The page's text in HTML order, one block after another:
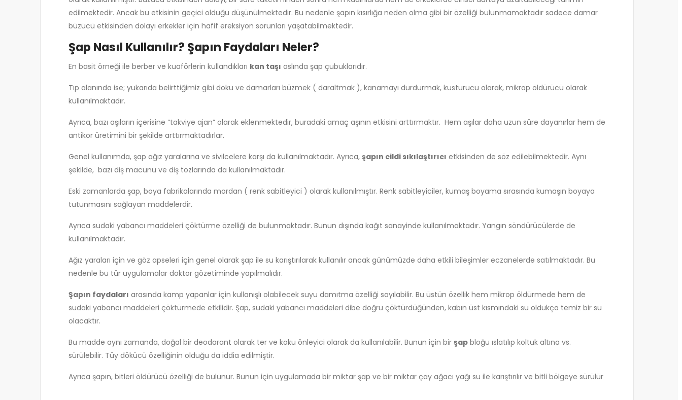
edilmektedir. Ancak bu etkisinin geçici olduğu düşünülmektedir. Bu nedenle şapın kısırlığa neden olma gibi bir özelliği bulunmamaktadır sadece damar
büzücü etkisinden dolayı erkekler için hafif ereksiyon sorunları yaşatabilmektedir.
Şap Nasıl Kullanılır? Şapın Faydaları Neler?
En basit örneği ile berber ve kuaförlerin kullandıkları kan taşı aslında şap çubuklarıdır.
Tıp alanında ise; yukarıda belirttiğimiz gibi doku ve damarları büzmek ( daraltmak ), kanamayı durdurmak, kusturucu olarak, mikrop öldürücü olarak
kullanılmaktadır.
Ayrıca, bazı aşıların içerisine “takviye ajan” olarak eklenmektedir, buradaki amaç aşının etkisini arttırmaktır. Hem aşılar daha uzun süre dayanırlar hem de
antikor üretimini bir şekilde arttırmaktadırlar.
Genel kullanımda, şap ağız yaralarına ve sivilcelere karşı da kullanılmaktadır. Ayrıca, şapın cildi sıkılaştırıcı etkisinden de söz edilebilmektedir. Aynı
şekilde, bazı diş macunu ve diş tozlarında da kullanılmaktadır.
Eski zamanlarda şap, boya fabrikalarında mordan ( renk sabitleyici ) olarak kullanılmıştır. Renk sabitleyiciler, kumaş boyama sırasında kumaşın boyaya
tutunmasını sağlayan maddelerdir.
Ayrıca sudaki yabancı maddeleri çöktürme özelliği de bulunmaktadır. Bunun dışında kağıt sanayinde kullanılmaktadır. Yangın söndürücülerde de
kullanılmaktadır.
Ağız yaraları için ve göz apseleri için genel olarak şap ile su karıştırılarak kullanılır ancak günümüzde daha etkili bileşimler eczanelerde satılmaktadır. Bu
nedenle bu tür uygulamalar doktor gözetiminde yapılmalıdır.
Şapın faydaları arasında kamp yapanlar için kullanışlı olabilecek suyu damıtma özelliği sayılabilir. Bu üstün özellik hem mikrop öldürmede hem de
sudaki yabancı maddeleri çöktürmede etkilidir. Şap, sudaki yabancı maddeleri dibe doğru çöktürdüğünden, kabın üst kısmındaki su oldukça temiz bir su
olacaktır.
Bu madde aynı zamanda, doğal bir deodarant olarak ter ve koku önleyici olarak da kullanılabilir. Bunun için bir şap bloğu ıslatılıp koltuk altına vs.
sürülebilir. Tüy dökücü özelliğinin olduğu da iddia edilmiştir.
Ayrıca şapın, bitleri öldürücü özelliği de bulunur. Bunun için uygulamada bir miktar şap ve bir miktar çay ağacı yağı su ile karıştırılır ve bitli bölgeye sürülür